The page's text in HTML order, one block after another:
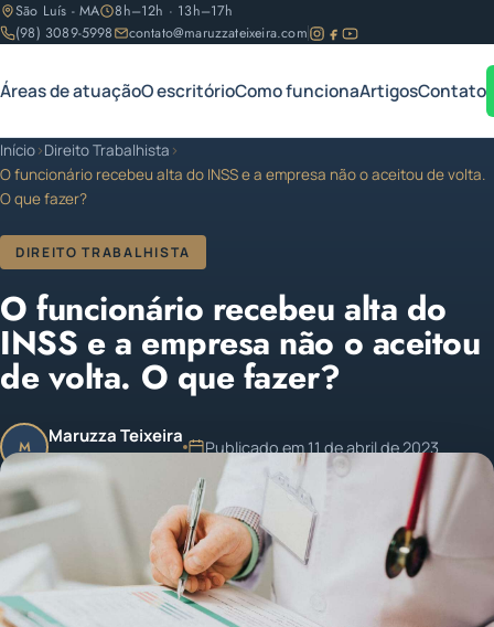
São Luís - MA
8h–12h · 13h–17h
(98) 3089-5998
contato@maruzzateixeira.com
Áreas de atuaçãoO escritórioComo funcionaArtigosContato
Início›Direito Trabalhista ›
O funcionário recebeu alta do INSS e a empresa não o aceitou de volta.
O que fazer?
DIREITO TRABALHISTA
O funcionário recebeu alta do
INSS e a empresa não o aceitou
de volta. O que fazer?
M Maruzza Teixeira
OAB/MA 11.810
Publicado em 11 de abril de 2023
Atualizado em 11 de abril de 2023
1 min de leitura